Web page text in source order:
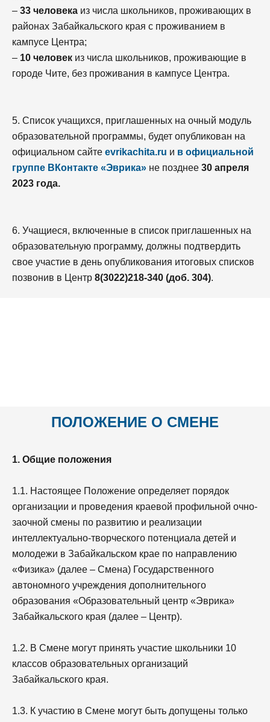
– 33 человека из числа школьников, проживающих в
районах Забайкальского края с проживанием в
кампусе Центра;
– 10 человек из числа школьников, проживающие в
городе Чите, без проживания в кампусе Центра.
5. Список учащихся, приглашенных на очный модуль
образовательной программы, будет опубликован на
официальном сайте evrikachita.ru и в официальной
группе ВКонтакте «Эврика» не позднее 30 апреля
2023 года.
6. Учащиеся, включенные в список приглашенных на
образовательную программу, должны подтвердить
свое участие в день опубликования итоговых списков
позвонив в Центр 8(3022)218-340 (доб. 304).
ПОЛОЖЕНИЕ О СМЕНЕ
1. Общие положения
1.1. Настоящее Положение определяет порядок
организации и проведения краевой профильной очно-
заочной смены по развитию и реализации
интеллектуально-творческого потенциала детей и
молодежи в Забайкальском крае по направлению
«Физика» (далее – Смена) Государственного
автономного учреждения дополнительного
образования «Образовательный центр «Эврика»
Забайкальского края (далее – Центр).
1.2. В Смене могут принять участие школьники 10
классов образовательных организаций
Забайкальского края.
1.3. К участию в Смене могут быть допущены только